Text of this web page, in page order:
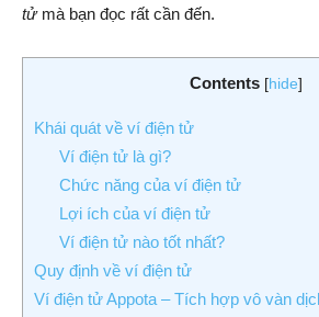
tửmà bạn đọc rất cần đến.
Contents [hide]
Khái quát về ví điện tử
Ví điện tử là gì?
Chức năng của ví điện tử
Lợi ích của ví điện tử
Ví điện tử nào tốt nhất?
Quy định về ví điện tử
Ví điện tử Appota – Tích hợp vô vàn